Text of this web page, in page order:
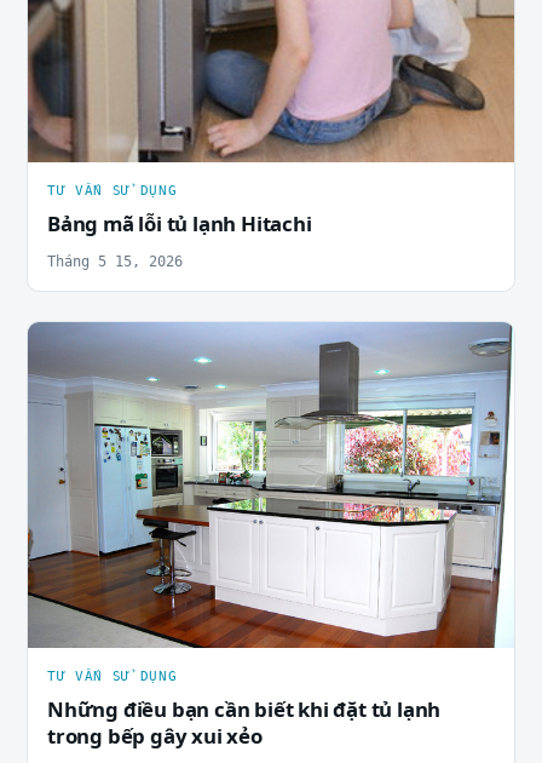
TƯ VẤN SỬ DỤNG
Bảng mã lỗi tủ lạnh Hitachi
Tháng 5 15, 2026
TƯ VẤN SỬ DỤNG
Những điều bạn cần biết khi đặt tủ lạnh
trong bếp gây xui xẻo